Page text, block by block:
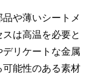
や薄いシートメ
は高温を必要と
リケートな金属
能性のある素材